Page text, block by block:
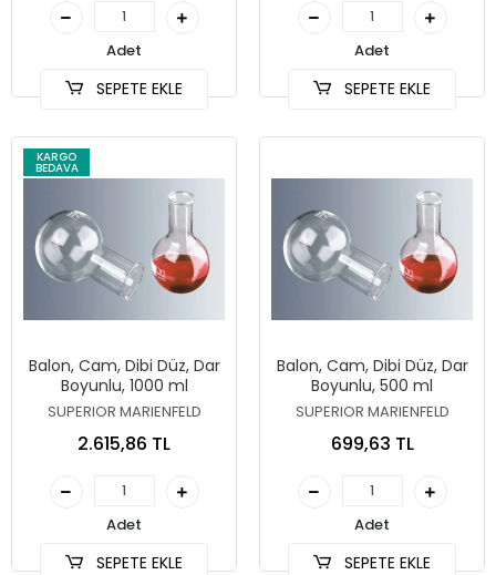
Adet
SEPETE EKLE
Adet
SEPETE EKLE
KARGO
BEDAVA
Balon, Cam, Dibi Düz, Dar
Boyunlu, 1000 ml
SUPERIOR MARIENFELD
2.615,86 TL
Adet
SEPETE EKLE
Balon, Cam, Dibi Düz, Dar
Boyunlu, 500 ml
SUPERIOR MARIENFELD
699,63 TL
Adet
SEPETE EKLE